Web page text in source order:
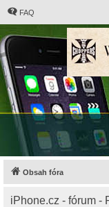
FAQ
Obsah fóra
iPhone.cz - fórum -